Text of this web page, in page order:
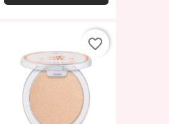
favorite_border